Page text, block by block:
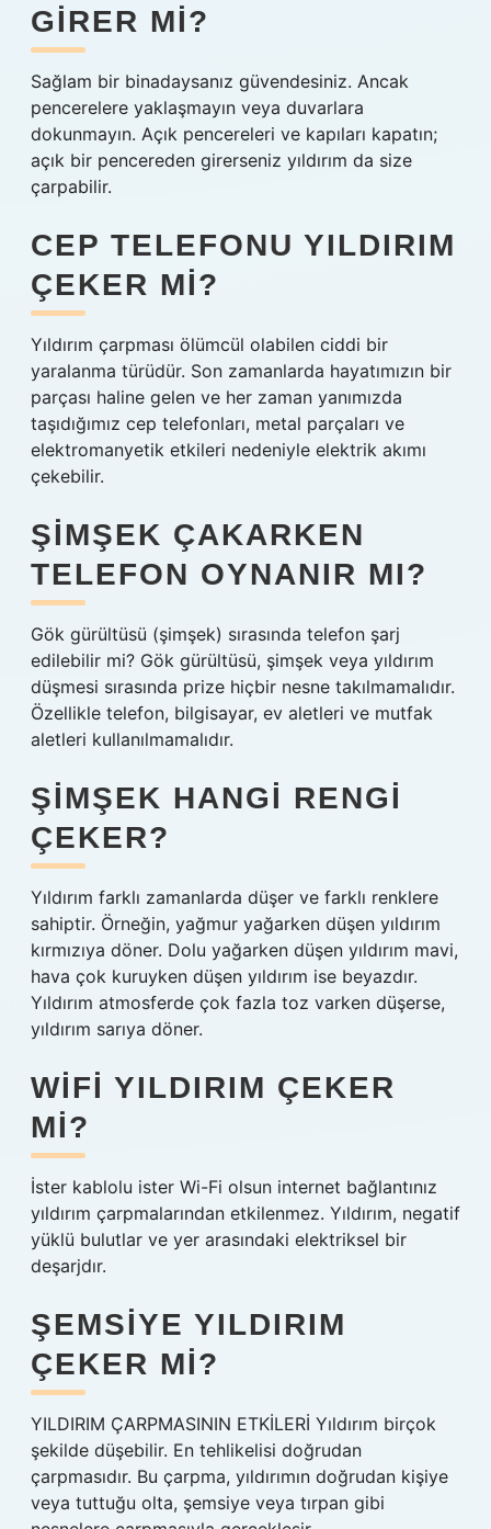
GIRER MI?
Sağlam bir binadaysanız güvendesiniz. Ancak
pencerelere yaklaşmayın veya duvarlara
dokunmayın. Açık pencereleri ve kapıları kapatın;
açık bir pencereden girerseniz yıldırım da size
çarpabilir.
CEP TELEFONU YILDIRIM
ÇEKER MI?
Yıldırım çarpması ölümcül olabilen ciddi bir
yaralanma türüdür. Son zamanlarda hayatımızın bir
parçası haline gelen ve her zaman yanımızda
taşıdığımız cep telefonları, metal parçaları ve
elektromanyetik etkileri nedeniyle elektrik akımı
çekebilir.
ŞIMŞEK ÇAKARKEN
TELEFON OYNANIR MI?
Gök gürültüsü (şimşek) sırasında telefon şarj
edilebilir mi? Gök gürültüsü, şimşek veya yıldırım
düşmesi sırasında prize hiçbir nesne takılmamalıdır.
Özellikle telefon, bilgisayar, ev aletleri ve mutfak
aletleri kullanılmamalıdır.
ŞIMŞEK HANGI RENGI
ÇEKER?
Yıldırım farklı zamanlarda düşer ve farklı renklere
sahiptir. Örneğin, yağmur yağarken düşen yıldırım
kırmızıya döner. Dolu yağarken düşen yıldırım mavi,
hava çok kuruyken düşen yıldırım ise beyazdır.
Yıldırım atmosferde çok fazla toz varken düşerse,
yıldırım sarıya döner.
WIFI YILDIRIM ÇEKER
MI?
İster kablolu ister Wi-Fi olsun internet bağlantınız
yıldırım çarpmalarından etkilenmez. Yıldırım, negatif
yüklü bulutlar ve yer arasındaki elektriksel bir
deşarjdır.
ŞEMSIYE YILDIRIM
ÇEKER MI?
YILDIRIM ÇARPMASININ ETKİLERİ Yıldırım birçok
şekilde düşebilir. En tehlikelisi doğrudan
çarpmasıdır. Bu çarpma, yıldırımın doğrudan kişiye
veya tuttuğu olta, şemsiye veya tırpan gibi